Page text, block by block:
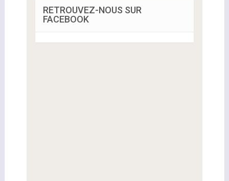
RETROUVEZ-NOUS SUR
FACEBOOK